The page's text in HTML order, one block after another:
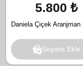
5.800 ₺
Daniela Çiçek Aranjman
Sepete Ekle